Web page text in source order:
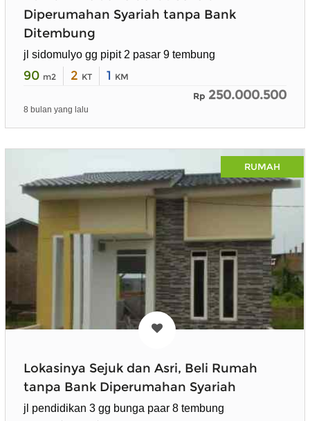
Diperumahan Syariah tanpa Bank
Ditembung
jl sidomulyo gg pipit 2 pasar 9 tembung
90 m2 2 KT 1 KM
Rp 250.000.500
8 bulan yang lalu
RUMAH
Lokasinya Sejuk dan Asri, Beli Rumah
tanpa Bank Diperumahan Syariah
jl pendidikan 3 gg bunga paar 8 tembung